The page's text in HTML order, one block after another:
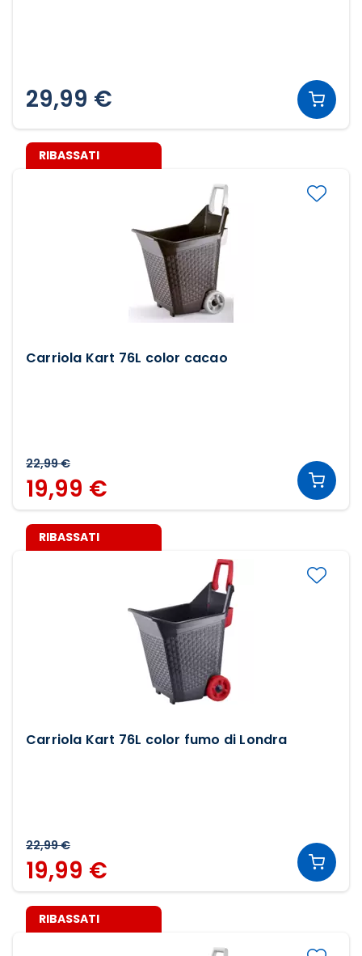
29,99 €
Carriola Kart 76L color cacao
RIBASSATI
22,99 €
19,99 €
Carriola Kart 76L color fumo di Londra
RIBASSATI
22,99 €
19,99 €
RIBASSATI